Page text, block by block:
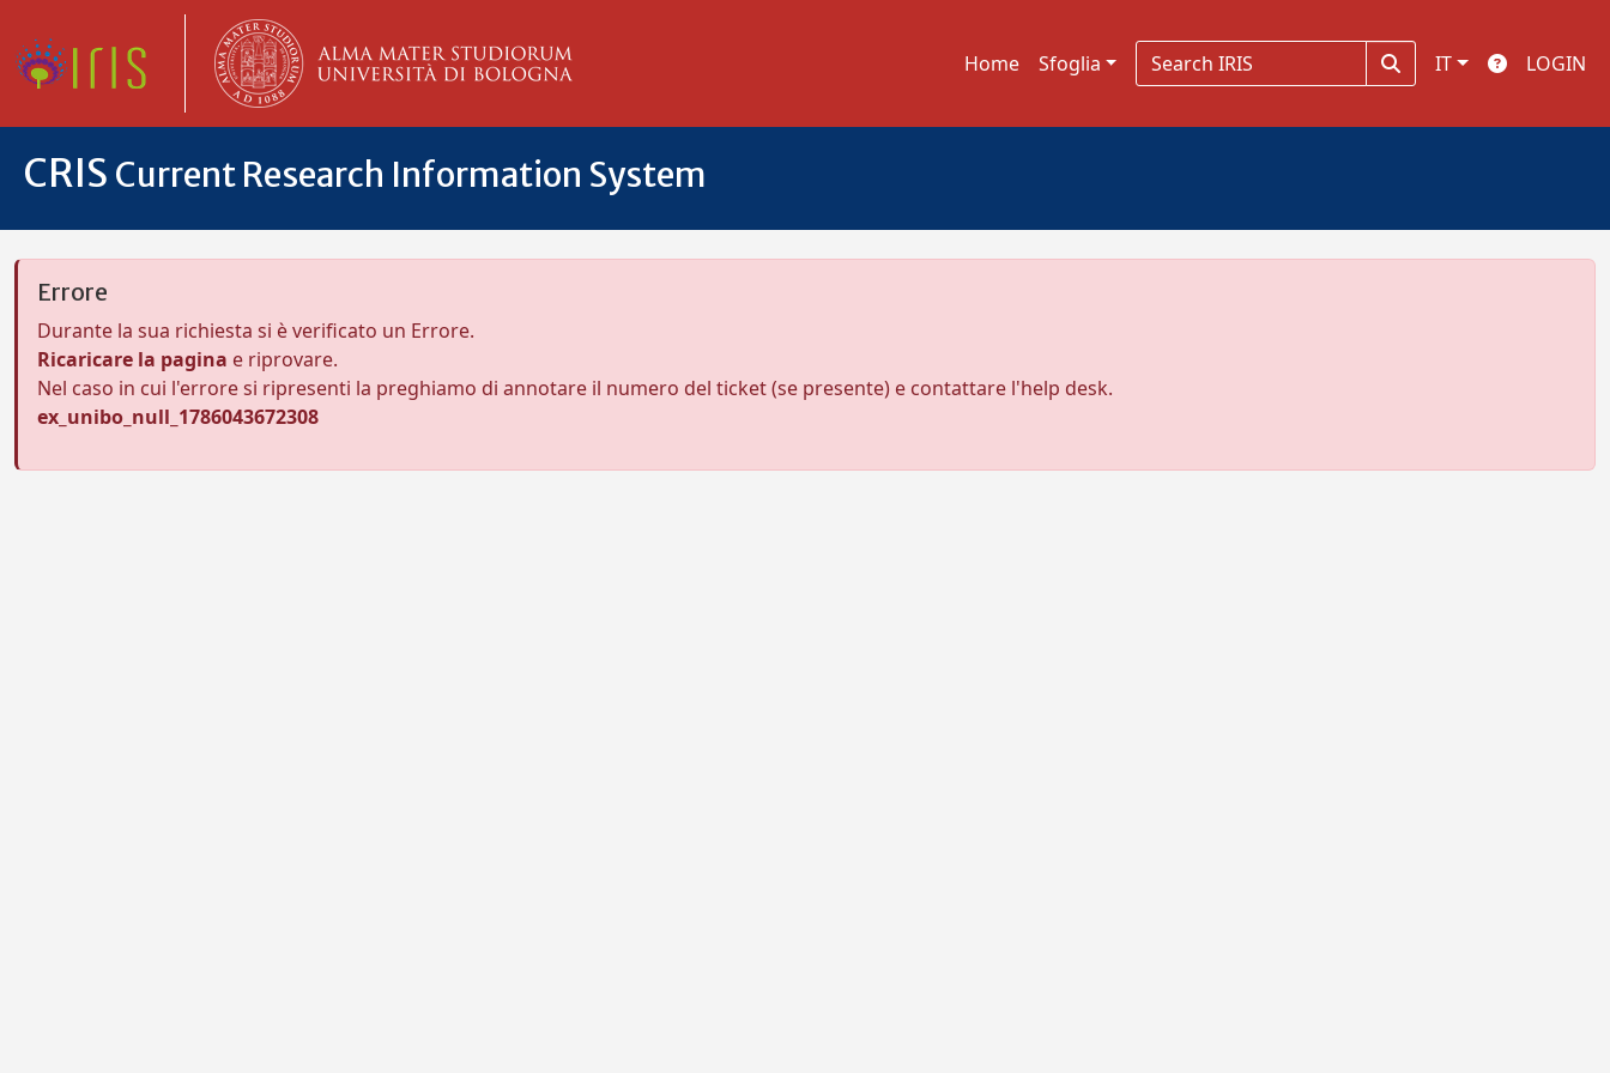
Home Sfoglia IT LOGIN
CRIS Current Research Information System
Errore
Durante la sua richiesta si è verificato un Errore.
Ricaricare la pagina e riprovare.
Nel caso in cui l'errore si ripresenti la preghiamo di annotare il numero del ticket (se presente) e contattare l'help desk.
ex_unibo_null_1786043672308